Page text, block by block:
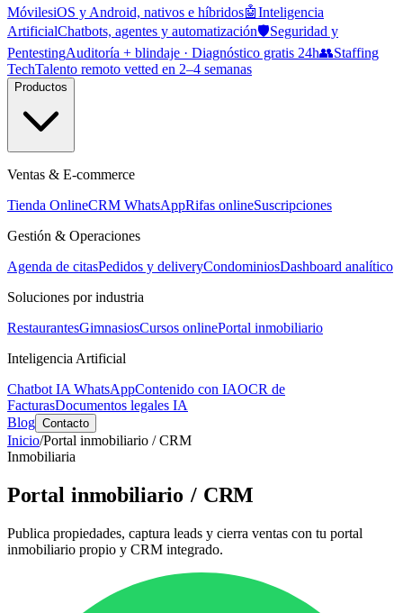
MóvilesiOS y Android, nativos e híbridos🤖Inteligencia
ArtificialChatbots, agentes y automatización🛡️Seguridad y
PentestingAuditoría + blindaje · Diagnóstico gratis 24h👥Staffing
TechTalento remoto vetted en 2–4 semanas
Productos
Ventas & E-commerce
Tienda OnlineCRM WhatsAppRifas onlineSuscripciones
Gestión & Operaciones
Agenda de citasPedidos y deliveryCondominiosDashboard analítico
Soluciones por industria
RestaurantesGimnasiosCursos onlinePortal inmobiliario
Inteligencia Artificial
Chatbot IA WhatsAppContenido con IAOCR de
FacturasDocumentos legales IA
Blog Contacto
Inicio/Portal inmobiliario / CRM
Inmobiliaria
Portal inmobiliario / CRM
Publica propiedades, captura leads y cierra ventas con tu portal
inmobiliario propio y CRM integrado.